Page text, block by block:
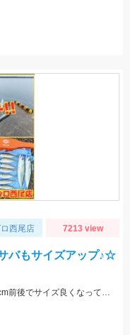
西尾店 7213 view
バもサイズアップ♪☆
今年も一色漁港でアジが釣れました!サバは20cm前後でサイズ良くなっています!